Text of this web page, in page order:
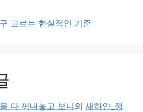
고르는 현실적인 기준
다 꺼내놓고 보니 의 새하얀_쟁